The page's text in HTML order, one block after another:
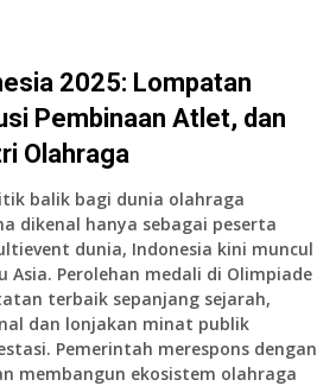
2025: Lompatan
Pembinaan Atlet, dan
Olahraga
balik bagi dunia olahraga
dikenal hanya sebagai peserta
dunia, Indonesia kini muncul
Asia. Perolehan medali di Olimpiade
terbaik sepanjang sejarah,
dan lonjakan minat publik
Pemerintah merespons dengan
membangun ekosistem olahraga